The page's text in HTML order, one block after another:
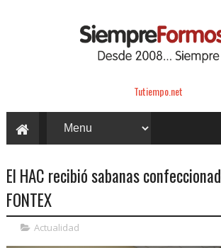
Tutiempo.net
El HAC recibió sabanas
FONTEX
Actualidad